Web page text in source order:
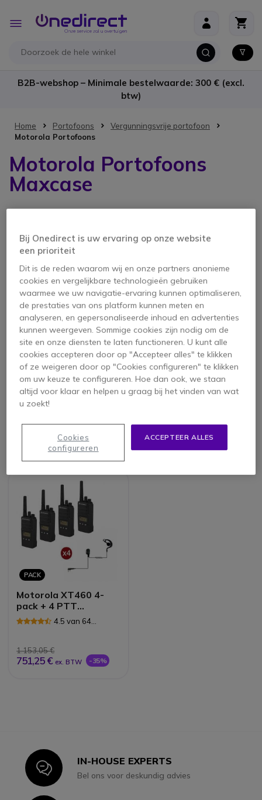
Toggle
Nav
B2B-webshop – Minimale bestelwaarde: 300 € (excl.
btw)
Home Portofoons
Vergunningsvrije portofoon
Motorola Portofoons
Motorola Portofoons
Maxcase
Motorola XT420 6-
pack + 6 PTT oortjes
& draagkoffer
1.040,12 € ex. BTW -23%
PACK
Motorola XT420 4-
pack met 4 PTT
873,05 €
PACK
Motorola XT460 4-
pack + 4 PTT
Headstets +
Draagkoffer
4.5 van 64
1.153,05 €
751,25 € ex. BTW -35%
IconIN-HOUSE EXPERTS
Bel ons voor deskundig advies
Bij Onedirect is uw ervaring op onze website
een prioriteit
Dit is de reden waarom wij en onze partners anonieme
cookies en vergelijkbare technologieën gebruiken
waarmee we uw navigatie-ervaring kunnen optimaliseren,
de prestaties van ons platform kunnen meten en
analyseren, en gepersonaliseerde inhoud en advertenties
kunnen weergeven. Sommige cookies zijn nodig om de
site en onze diensten te laten functioneren. U kunt alle
cookies accepteren door op "Accepteer alles" te klikken
of ze weigeren door op "Cookies configureren" te klikken
om uw keuze te configureren. Hoe dan ook, we staan
altijd voor klaar en helpen u graag bij het vinden van wat
u zoekt!
ACCEPTEER ALLES
Cookies
configureren